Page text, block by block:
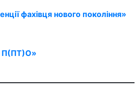
фахівця нового покоління»
П(ПТ)О»